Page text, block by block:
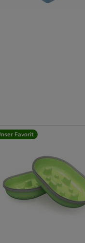
Favorit